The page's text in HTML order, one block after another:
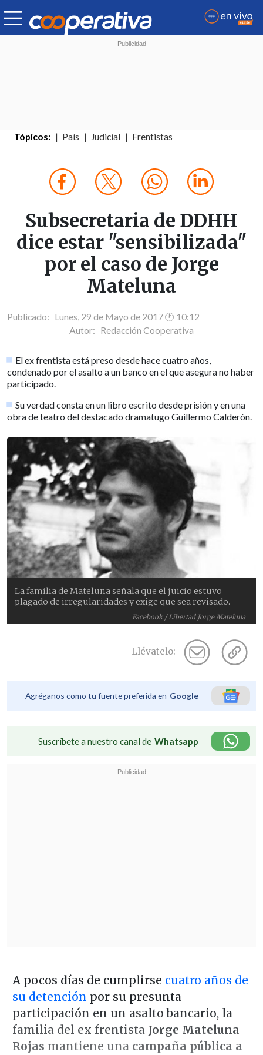
Tópicos: País Judicial Frentistas
Subsecretaria de DDHH
dice estar "sensibilizada"
por el caso de Jorge
Mateluna
Publicado: Lunes, 29 de Mayo de 2017 🕐 10:12
Autor: Redacción Cooperativa
El ex frentista está preso desde hace cuatro años,
condenado por el asalto a un banco en el que asegura no haber
participado.
Su verdad consta en un libro escrito desde prisión y en una
obra de teatro del destacado dramatugo Guillermo Calderón.
Facebook / Libertad Jorge Mateluna
La familia de Mateluna señala que el juicio estuvo
plagado de irregularidades y exige que sea revisado.
Llévatelo:
Agréganos como tu fuente preferida en Google
Suscríbete a nuestro canal de Whatsapp
A pocos días de cumplirse cuatro años de
su detención por su presunta
participación en un asalto bancario, la
familia del ex frentista Jorge Mateluna
Rojas mantiene una campaña pública a